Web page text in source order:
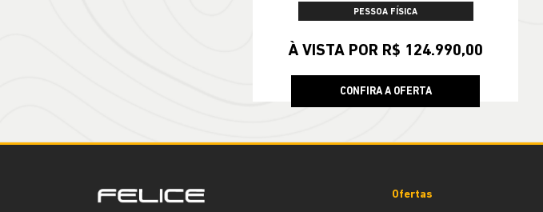
PESSOA FÍSICA
À VISTA POR R$ 124.990,00
CONFIRA A OFERTA
Ofertas